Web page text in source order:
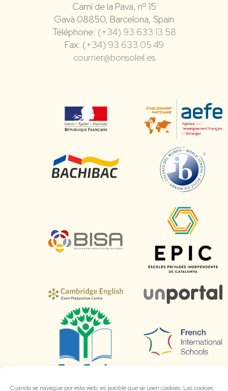
Cuando se navegue por esta web, es posible que se usen cookies. Las cookies
Camí de la Pava, nº 15
Gavà 08850, Barcelona, Spain
Téléphone: (+34) 93 633 13 58
Fax: (+34) 93 633 05 49
courrier@bonsoleil.es